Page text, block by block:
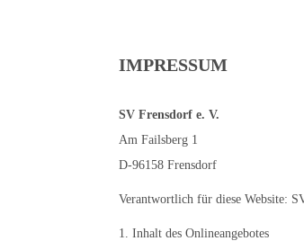
IMPRESSUM
SV Frensdorf e. V.
Am Failsberg 1
D-96158 Frensdorf
Verantwortlich für diese Website:
1. Inhalt des Onlineangebotes